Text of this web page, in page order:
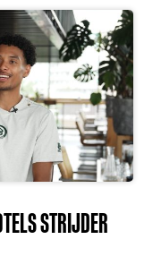
STRIJDER